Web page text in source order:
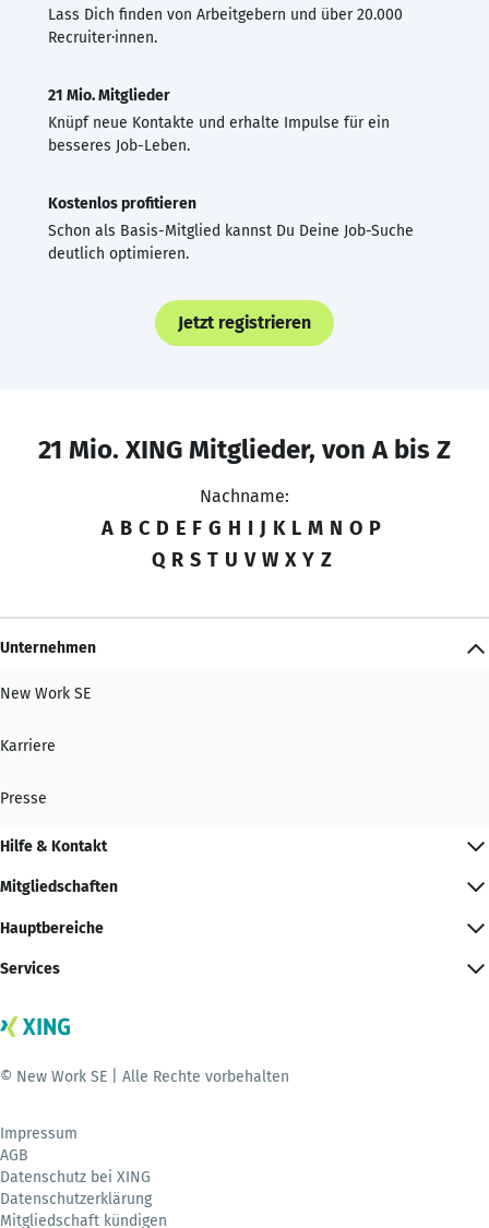
Lass Dich finden von Arbeitgebern und über 20.000
Recruiter·innen.
21 Mio. Mitglieder
Knüpf neue Kontakte und erhalte Impulse für ein
besseres Job-Leben.
Kostenlos profitieren
Schon als Basis-Mitglied kannst Du Deine Job-Suche
deutlich optimieren.
Jetzt registrieren
21 Mio. XING Mitglieder, von A bis Z
Nachname:
A B C D E F G H I J K L M N O P
Q R S T U V W X Y Z
Unternehmen
New Work SE
Karriere
Presse
Hilfe & Kontakt
Mitgliedschaften
Hauptbereiche
Services
© New Work SE | Alle Rechte vorbehalten
Impressum
AGB
Datenschutz bei XING
Datenschutzerklärung
Mitgliedschaft kündigen